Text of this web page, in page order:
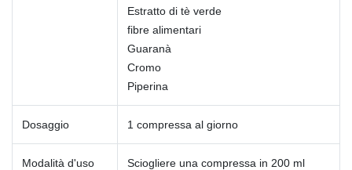
Estratto di tè verde
fibre alimentari
Guaranà
Cromo
Piperina
Dosaggio 1 compressa al giorno
Modalità d'uso
Sciogliere una compressa in 200 ml